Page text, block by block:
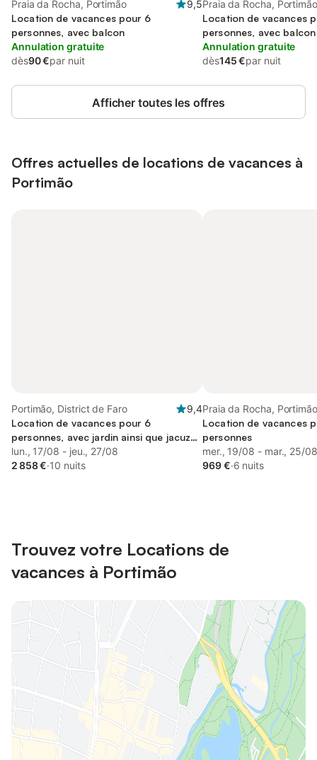
Praia da Rocha, Portimão
9,5
Location de vacances pour 6
personnes, avec balcon
Annulation gratuite
dès90 €par nuit
Praia da Rocha, Portimão
Location de vacances
personnes, avec
enfant
Annulation gratuite
dès145 €par nuit
Afficher toutes les offres
Offres actuelles de locations de vacances à
Portimão
Portimão, District de Faro
9,4
Location de vacances pour 6
personnes, avec jardin ainsi que jacuzzi
et bassin pour enfant
lun., 17/08 - jeu., 27/08
2 858 €·10 nuits
Praia da Rocha, Portimão
Location de vacances
personnes
mer., 19/08 - mar., 25/08
969 €·6 nuits
Trouvez votre Locations de
vacances à Portimão